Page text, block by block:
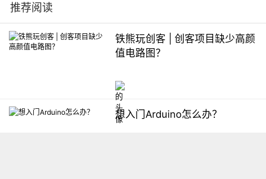
推荐阅读
铁熊玩创客 | 创客项目缺少高颜
值电路图？
想入门Arduino怎么办？